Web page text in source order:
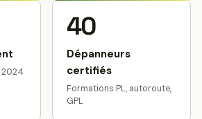
2024
40
Dépanneurs
certifiés
Formations PL, autoroute,
GPL